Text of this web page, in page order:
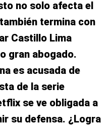
no solo afecta el
termina con
Castillo Lima
gran abogado.
es acusada de
de la serie
se ve obligada a
su defensa. ¿Logra